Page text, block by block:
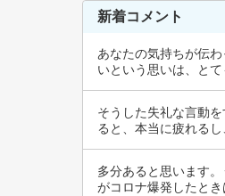
新着コメント
あなたの気持ちが伝
いという思いは、と
そうした失礼な言動
ると、本当に疲れる
多分あると思います
がコロナ爆発したと